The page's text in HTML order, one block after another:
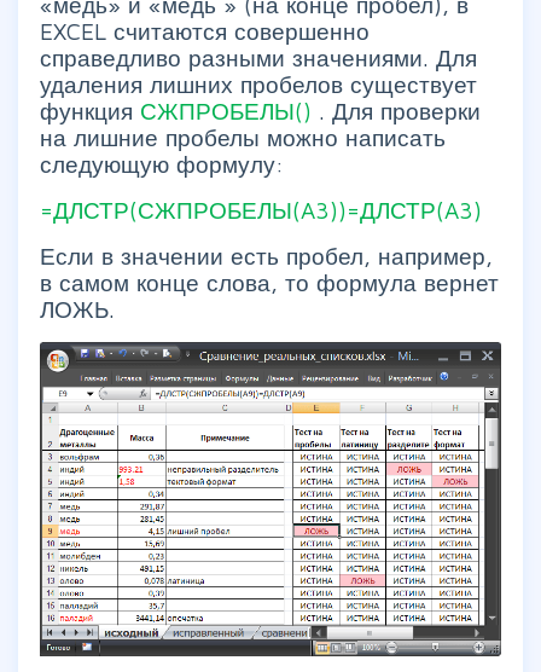
EXCEL считаются совершенно
справедливо разными значениями. Для
удаления лишних пробелов существует
функция СЖПРОБЕЛЫ() . Для проверки
на лишние пробелы можно написать
следующую формулу:
=ДЛСТР(СЖПРОБЕЛЫ(A3))=ДЛСТР(A3)
Если в значении есть пробел, например,
в самом конце слова, то формула вернет
ЛОЖЬ.